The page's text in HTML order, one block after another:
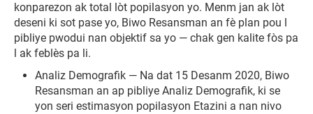
konparezon ak total lòt popilasyon yo. Menm jan ak lòt
deseni ki sot pase yo, Biwo Resansman an fè plan pou l
pibliye pwodui nan objektif sa yo — chak gen kalite fòs pa
l ak feblès pa li.
Analiz Demografik — Na dat 15 Desanm 2020, Biwo
Resansman an ap pibliye Analiz Demografik, ki se
yon seri estimasyon popilasyon Etazini a nan nivo